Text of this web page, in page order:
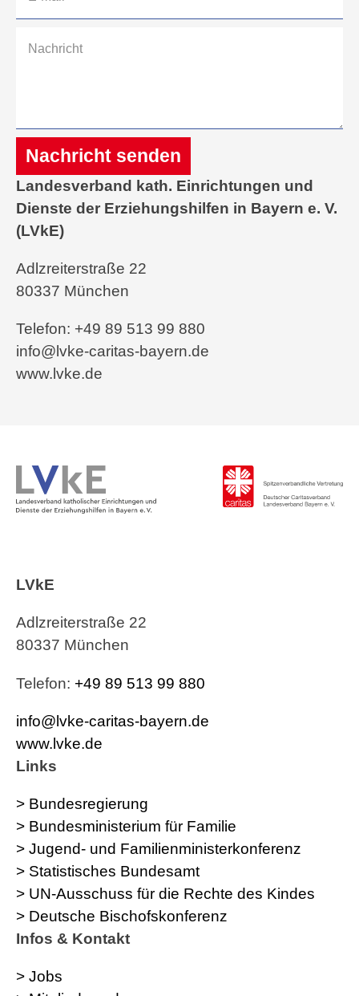
Nachricht senden
Alternative:
Landesverband kath. Einrichtungen und
Dienste der Erziehungshilfen in Bayern e. V.
(LVkE)
Adlzreiterstraße 22
80337 München
Telefon: +49 89 513 99 880
info@lvke-caritas-bayern.de
www.lvke.de
LVkE
Adlzreiterstraße 22
80337 München
Telefon: +49 89 513 99 880
info@lvke-caritas-bayern.de
www.lvke.de
Links
> Bundesregierung
> Bundesministerium für Familie
> Jugend- und Familienministerkonferenz
> Statistisches Bundesamt
> UN-Ausschuss für die Rechte des Kindes
> Deutsche Bischofskonferenz
Infos & Kontakt
> Jobs